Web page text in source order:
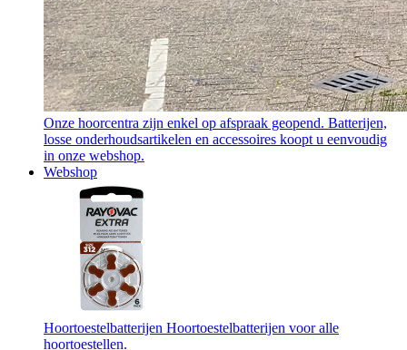
Onze hoorcentra zijn enkel op afspraak geopend. Batterijen,
losse onderhoudsartikelen en accessoires koopt u eenvoudig
in onze webshop.
Webshop
Hoortoestelbatterijen Hoortoestelbatterijen voor alle
hoortoestellen.